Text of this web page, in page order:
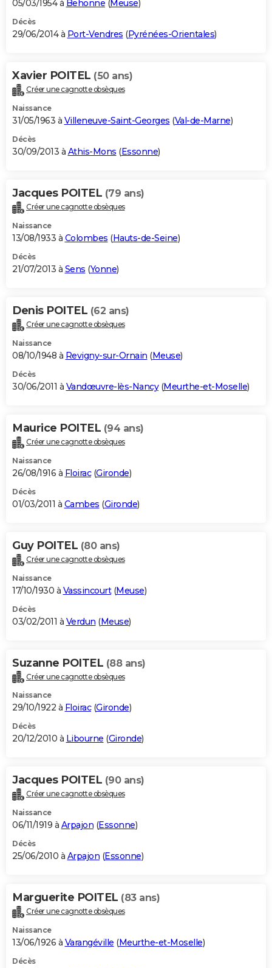
05/03/1954 à Behonne (Meuse)
Décès
29/06/2014 à Port-Vendres (Pyrénées-Orientales)
Xavier POITEL (50 ans)
Créer une cagnotte obsèques
Naissance
31/05/1963 à Villeneuve-Saint-Georges (Val-de-Marne)
Décès
30/09/2013 à Athis-Mons (Essonne)
Jacques POITEL (79 ans)
Créer une cagnotte obsèques
Naissance
13/08/1933 à Colombes (Hauts-de-Seine)
Décès
21/07/2013 à Sens (Yonne)
Denis POITEL (62 ans)
Créer une cagnotte obsèques
Naissance
08/10/1948 à Revigny-sur-Ornain (Meuse)
Décès
30/06/2011 à Vandœuvre-lès-Nancy(Meurthe-et-Moselle)
Maurice POITEL (94 ans)
Créer une cagnotte obsèques
Naissance
26/08/1916 à Floirac(Gironde)
Décès
01/03/2011 à Cambes (Gironde)
Guy POITEL (80 ans)
Créer une cagnotte obsèques
Naissance
17/10/1930 à Vassincourt(Meuse)
Décès
03/02/2011 à Verdun (Meuse)
Suzanne POITEL (88 ans)
Créer une cagnotte obsèques
Naissance
29/10/1922 à Floirac(Gironde)
Décès
20/12/2010 à Libourne (Gironde)
Jacques POITEL (90 ans)
Créer une cagnotte obsèques
Naissance
06/11/1919 à Arpajon (Essonne)
Décès
25/06/2010 à Arpajon (Essonne)
Marguerite POITEL (83 ans)
Créer une cagnotte obsèques
Naissance
13/06/1926 à Varangéville (Meurthe-et-Moselle)
Décès